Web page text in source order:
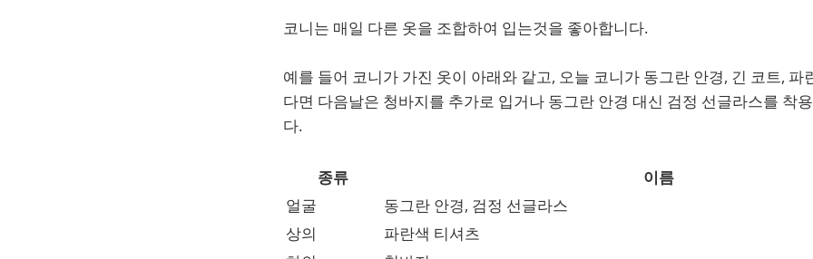
코니는 매일 다른 옷을 조합하여 입는것을 좋아합니다.
예를 들어 코니가 가진 옷이 아래와 같고, 오늘 코니가 동그란 안경, 긴 코트, 파
다면 다음날은 청바지를 추가로 입거나 동그란 안경 대신 검정 선글라스를 착
다.
종류
이름
얼굴
동그란 안경, 검정 선글라스
상의
파란색 티셔츠